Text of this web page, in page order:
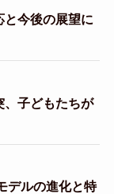
今後の展望に
、子どもたちが
デルの進化と特